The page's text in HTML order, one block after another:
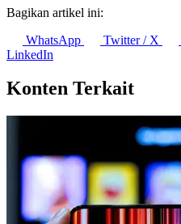
Bagikan artikel ini:
WhatsApp
Twitter / X
LinkedIn
Konten Terkait